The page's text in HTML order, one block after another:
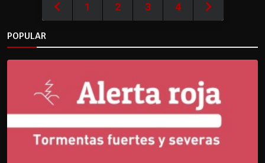
1 2 3 4
POPULAR